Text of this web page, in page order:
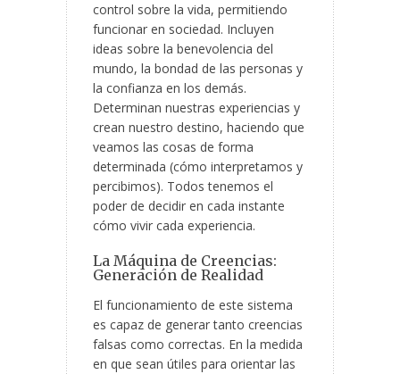
control sobre la vida, permitiendo
funcionar en sociedad. Incluyen
ideas sobre la benevolencia del
mundo, la bondad de las personas y
la confianza en los demás.
Determinan nuestras experiencias y
crean nuestro destino, haciendo que
veamos las cosas de forma
determinada (cómo interpretamos y
percibimos). Todos tenemos el
poder de decidir en cada instante
cómo vivir cada experiencia.
La Máquina de Creencias:
Generación de Realidad
El funcionamiento de este sistema
es capaz de generar tanto creencias
falsas como correctas. En la medida
en que sean útiles para orientar las